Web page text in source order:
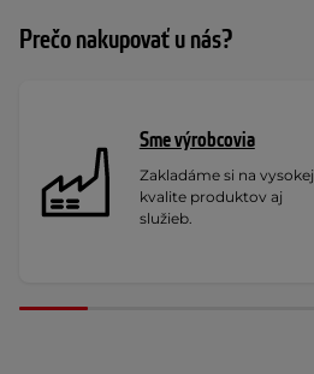
Prečo nakupovať u nás?
Sme výrobcovia
Zakladáme si na vysokej
kvalite produktov aj
služieb.